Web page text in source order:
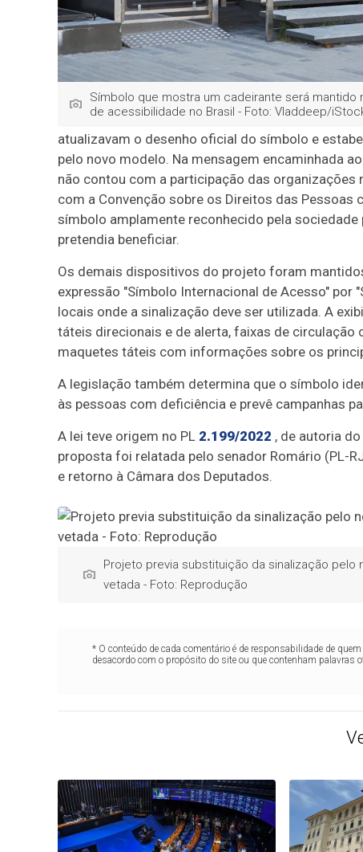
Símbolo que mostra um cadeirante será mantido
de acessibilidade no Brasil - Foto: Vladdeep/
atualizavam o desenho oficial do símbolo e
pelo novo modelo. Na mensagem encaminhada
não contou com a participação das
com a Convenção sobre os Direitos das Pessoas
símbolo amplamente reconhecido pela
pretendia beneficiar.
Os demais dispositivos do projeto foram
expressão "Símbolo Internacional de Acesso" por
locais onde a sinalização deve ser utilizada. A
táteis direcionais e de alerta, faixas de circulação
maquetes táteis com informações sobre os
A legislação também determina que o símbolo
às pessoas com deficiência e prevê campanhas
A lei teve origem no PL 2.199/2022 , de autoria
proposta foi relatada pelo senador Romário (PL-
e retorno à Câmara dos Deputados.
Projeto previa substituição da sinalização
vetada - Foto: Reprodução
* O conteúdo de cada comentário é de responsabilidade de
desacordo com o propósito do site ou que contenham palavras